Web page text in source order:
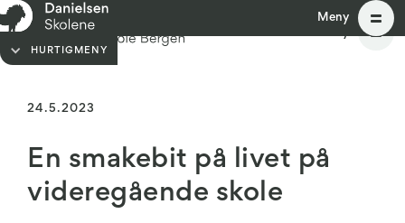
Meny
HURTIGMENY
24.5.2023
En smakebit på livet på
videregående skole